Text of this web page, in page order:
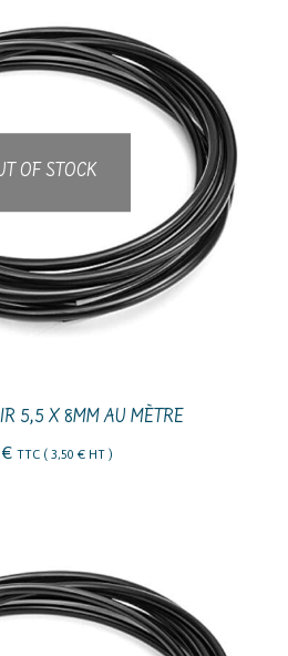
OF STOCK
5,5 X 8MM AU MÈTRE
€ TTC ( 3,50 €HT )